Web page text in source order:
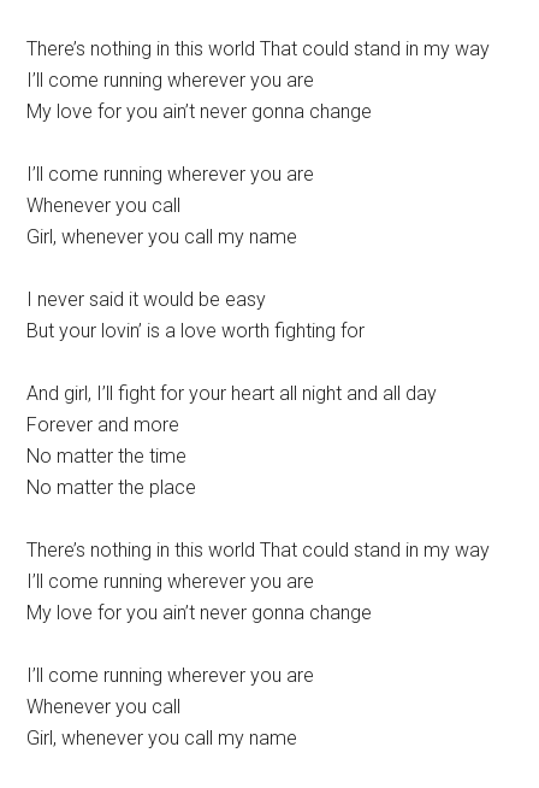
There’s nothing in this world That could stand in my way
I’ll come running wherever you are
My love for you ain’t never gonna change
I’ll come running wherever you are
Whenever you call
Girl, whenever you call my name
I never said it would be easy
But your lovin’ is a love worth fighting for
And girl, I’ll fight for your heart all night and all day
Forever and more
No matter the time
No matter the place
There’s nothing in this world That could stand in my way
I’ll come running wherever you are
My love for you ain’t never gonna change
I’ll come running wherever you are
Whenever you call
Girl, whenever you call my name